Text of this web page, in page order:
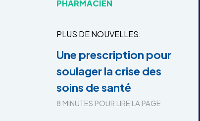
PHARMACIEN
PLUS DE NOUVELLES
Une prescription pour
soulager la crise des
soins de santé
8 MINUTES POUR LIRE LA PAGE